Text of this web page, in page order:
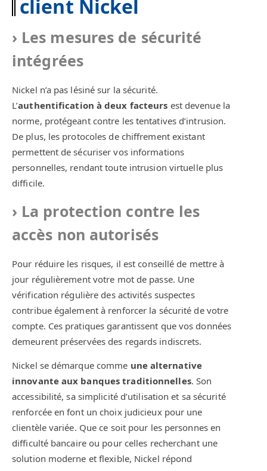
client Nickel
Les mesures de sécurité
intégrées
Nickel n’a pas lésiné sur la sécurité.
L’authentification à deux facteurs est devenue la
norme, protégeant contre les tentatives d’intrusion.
De plus, les protocoles de chiffrement existant
permettent de sécuriser vos informations
personnelles, rendant toute intrusion virtuelle plus
difficile.
La protection contre les
accès non autorisés
Pour réduire les risques, il est conseillé de mettre à
jour régulièrement votre mot de passe. Une
vérification régulière des activités suspectes
contribue également à renforcer la sécurité de votre
compte. Ces pratiques garantissent que vos données
demeurent préservées des regards indiscrets.
Nickel se démarque comme une alternative
innovante aux banques traditionnelles. Son
accessibilité, sa simplicité d’utilisation et sa sécurité
renforcée en font un choix judicieux pour une
clientèle variée. Que ce soit pour les personnes en
difficulté bancaire ou pour celles recherchant une
solution moderne et flexible, Nickel répond